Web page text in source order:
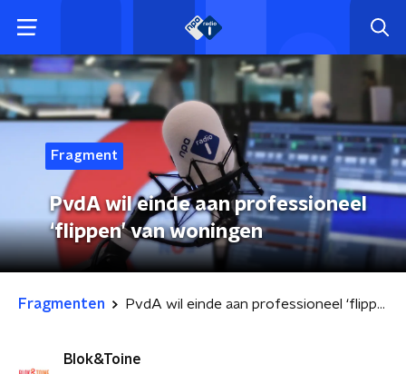
Fragment
PvdA wil einde aan professioneel
‘flippen’ van woningen
Fragmenten PvdA wil einde aan professioneel ‘flippen’ van woningen
Blok&Toine